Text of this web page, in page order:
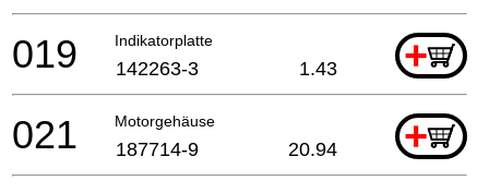
Indikatorplatte +
019 142263-3 1.43
Motorgehäuse +
021 187714-9 20.94